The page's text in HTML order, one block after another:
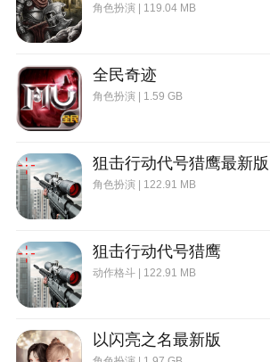
角色扮演 | 119.04 MB
全民奇迹
角色扮演 | 1.59 GB
狙击行动代号猎鹰最新版
角色扮演 | 122.91 MB
狙击行动代号猎鹰
动作格斗 | 122.91 MB
以闪亮之名最新版